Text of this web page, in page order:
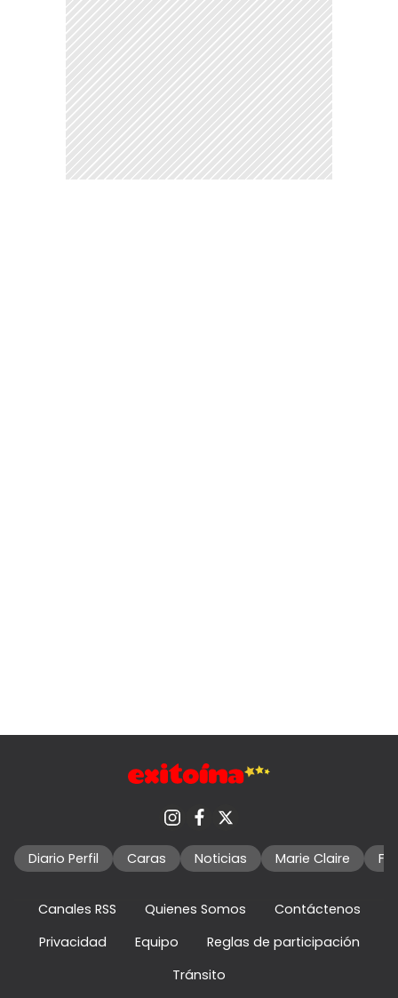
Diario Perfil Caras Noticias Marie Claire
Canales RSS Quienes Somos
Contáctenos
Privacidad
Equipo
Reglas de participación
Tránsito